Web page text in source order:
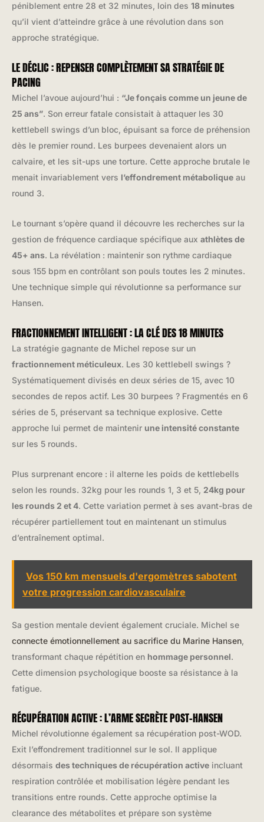
péniblement entre 28 et 32 minutes, loin des 18 minutes
qu’il vient d’atteindre grâce à une révolution dans son
approche stratégique.
LE DÉCLIC : REPENSER COMPLÈTEMENT SA STRATÉGIE DE
PACING
Michel l’avoue aujourd’hui : “Je fonçais comme un jeune de
25 ans”. Son erreur fatale consistait à attaquer les 30
kettlebell swings d’un bloc, épuisant sa force de préhension
dès le premier round. Les burpees devenaient alors un
calvaire, et les sit-ups une torture. Cette approche brutale le
menait invariablement vers l’effondrement métabolique au
round 3.
Le tournant s’opère quand il découvre les recherches sur la
gestion de fréquence cardiaque spécifique aux athlètes de
45+ ans. La révélation : maintenir son rythme cardiaque
sous 155 bpm en contrôlant son pouls toutes les 2 minutes.
Une technique simple qui révolutionne sa performance sur
Hansen.
FRACTIONNEMENT INTELLIGENT : LA CLÉ DES 18 MINUTES
La stratégie gagnante de Michel repose sur un
fractionnement méticuleux. Les 30 kettlebell swings ?
Systématiquement divisés en deux séries de 15, avec 10
secondes de repos actif. Les 30 burpees ? Fragmentés en 6
séries de 5, préservant sa technique explosive. Cette
approche lui permet de maintenir une intensité constante
sur les 5 rounds.
Plus surprenant encore : il alterne les poids de kettlebells
selon les rounds. 32kg pour les rounds 1, 3 et 5, 24kg pour
les rounds 2 et 4. Cette variation permet à ses avant-bras de
récupérer partiellement tout en maintenant un stimulus
d’entraînement optimal.
Vos 150 km mensuels d'ergomètres sabotent
votre progression cardiovasculaire
Sa gestion mentale devient également cruciale. Michel se
connecte émotionnellement au sacrifice du Marine Hansen
transformant chaque répétition en hommage personnel.
Cette dimension psychologique booste sa résistance à la
fatigue.
RÉCUPÉRATION ACTIVE : L’ARME SECRÈTE POST-HANSEN
Michel révolutionne également sa récupération post-WOD.
Exit l’effondrement traditionnel sur le sol. Il applique
désormais des techniques de récupération active incluant
respiration contrôlée et mobilisation légère pendant les
transitions entre rounds. Cette approche optimise la
clearance des métabolites et prépare son système